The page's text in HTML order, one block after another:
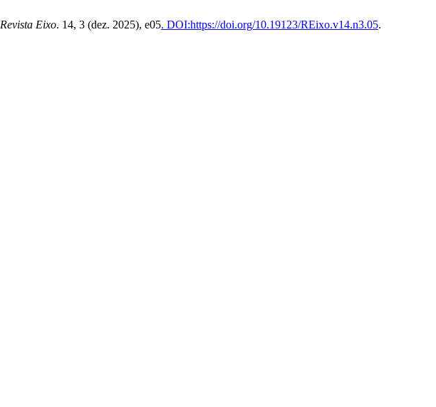
Revista Eixo. 14, 3 (dez. 2025), e05. DOI:https://doi.org/10.19123/REixo.v14.n3.05.